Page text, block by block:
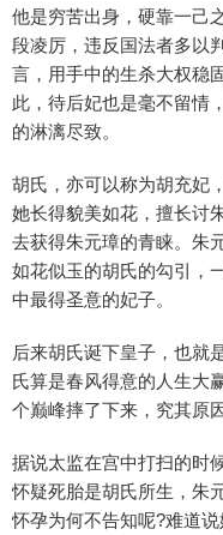
他是穷苦出身，硬靠一己
段凌厉，违反国法者多以
言，用手中的生杀大权稳
此，待后妃也是毫不留情
的淋漓尽致。
胡氏，亦可以称为胡充妃
她长得貌美如花，擅长讨
去获得朱元璋的青睐。朱
如花似玉的胡氏的勾引，
中最得圣意的妃子。
后来胡氏诞下皇子，也就
氏算是春风得意的人生大
个巅峰摔了下来，究其原
据说太监在宫中打扫的时
怀疑死胎是胡氏所生，朱
怀孕为何不告知呢?难道